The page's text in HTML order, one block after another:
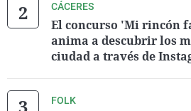
CÁCERES
El concurso 'Mi rincón
anima a descubrir los
ciudad a través de
FOLK